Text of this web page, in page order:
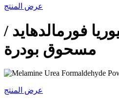
عرض المنتج
فورمالدهايد /
مسحوق بودرة
عرض المنتج